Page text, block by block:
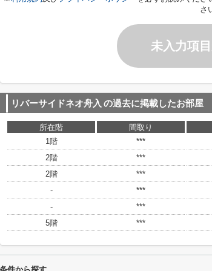
さ
未入力項
リバーサイドネオ舟入 の過去に掲載したお部屋
所在階 間取り
1階
***
2階
***
2階
***
-
***
-
***
5階
***